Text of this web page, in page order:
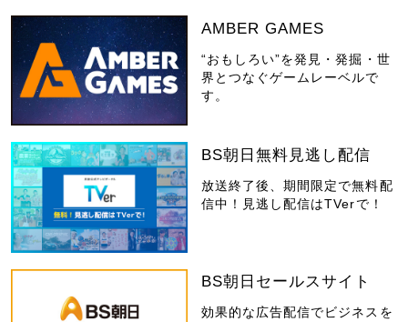
AMBER GAMES
“おもしろい”を発見・発掘・世
界とつなぐゲームレーベルで
す。
BS朝日無料見逃し配信
放送終了後、期間限定で無料配
信中！見逃し配信はTVerで！
BS朝日セールスサイト
効果的な広告配信でビジネスを